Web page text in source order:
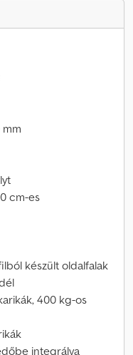
cm-es
készült oldalfalak
400 kg-os
integrálva